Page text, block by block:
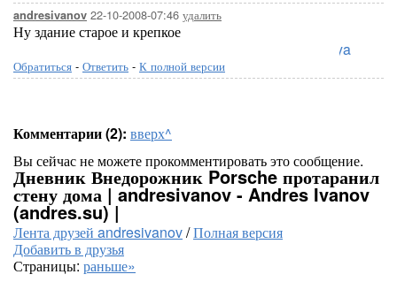
andresivanov 22-10-2008-07:46 удалить
Ну здание старое и крепкое
Loreleya
Обратиться - Ответить - К полной версии
Комментарии (2): вверх^
Вы сейчас не можете прокомментировать это сообщение.
Дневник Внедорожник Porsche протаранил
стену дома | andresivanov - Andres Ivanov
(andres.su) |
Лента друзей andresivanov/Полная версия
Добавить в друзья
Страницы: раньше»